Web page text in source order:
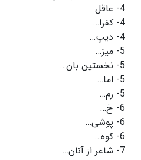
4- عاقل
4- کفرا…
4- دیپ…
5- میز…
5- نخستین بان…
5- اما…
5- رم…
6- خ…
6- پوشی…
6- کوه…
7- شاعر از آنان…